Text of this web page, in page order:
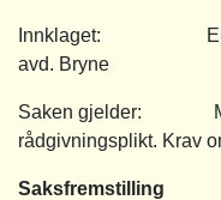
Innklaget:
avd. Bryne
Saken gjelder:
rådgivningsplikt. Krav
Saksfremstilling